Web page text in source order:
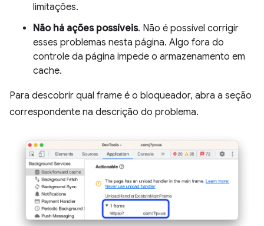
limitações.
Não há ações possíveis. Não é possível corrigir
esses problemas nesta página. Algo fora do
controle da página impede o armazenamento em
cache.
Para descobrir qual frame é o bloqueador, abra a seção
correspondente na descrição do problema.